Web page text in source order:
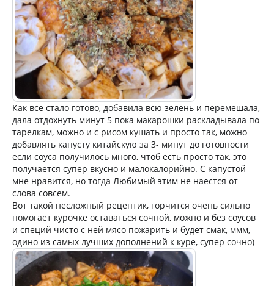
Как все стало готово, добавила всю зелень и перемешала,
дала отдохнуть минут 5 пока макарошки раскладывала по
тарелкам, можно и с рисом кушать и просто так, можно
добавлять капусту китайскую за 3- минут до готовности
если соуса получилось много, чтоб есть просто так, это
получается супер вкусно и малокалорийно. С капустой
мне нравится, но тогда Любимый этим не наестся от
слова совсем.
Вот такой несложный рецептик, горчится очень сильно
помогает курочке оставаться сочной, можно и без соусов
и специй чисто с ней мясо пожарить и будет смак, ммм,
одино из самых лучших дополнений к куре, супер сочно)